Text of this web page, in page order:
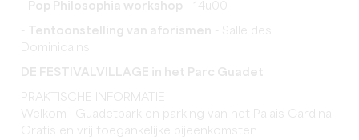
Pop Philosophia workshop - 14u00
Tentoonstelling van aforismen - Salle des
Dominicains
DE FESTIVALVILLAGE in het Parc Guadet
PRAKTISCHE INFORMATIE
Welkom : Guadetpark en parking van het Palais Cardinal
Gratis en vrij toegankelijke bijeenkomsten